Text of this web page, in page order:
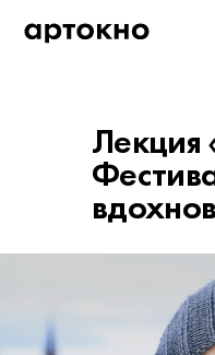
Лекция